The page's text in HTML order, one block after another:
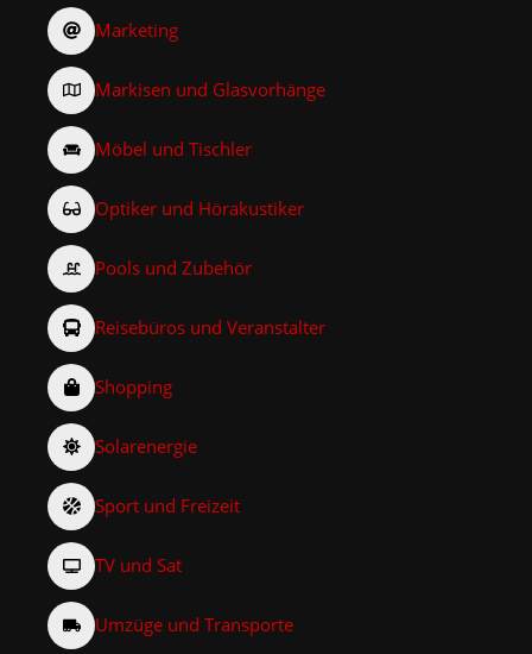
Marketing
Markisen und Glasvorhänge
Möbel und Tischler
Optiker und Hörakustiker
Pools und Zubehör
Reisebüros und Veranstalter
Shopping
Solarenergie
Sport und Freizeit
TV und Sat
Umzüge und Transporte